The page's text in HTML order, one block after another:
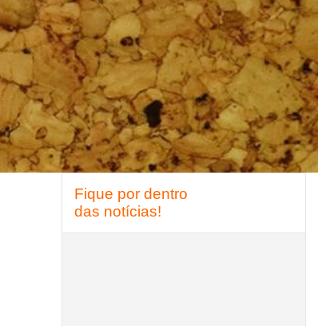
Fique por dentro
das notícias!